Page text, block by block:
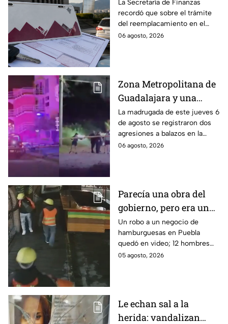
100% de descuento
La Secretaría de Finanzas
recordó que sobre el trámite
del reemplacamiento en el
Edomex, ¿hasta cuándo se
06 agosto, 2026
Zona Metropolitana de
Guadalajara y una
jornada de violencia:
Asesinan a balazos a
dos hombres en
Tlajomulco y El Salto
La madrugada de este jueves 6
de agosto se registraron dos
agresiones a balazos en la
Zona Metropolitana de
06 agosto, 2026
Parecía una obra del
gobierno, pero era un
robo planeado: Así
saquearon negocio de
hamburguesas en
Puebla
Un robo a un negocio de
hamburguesas en Puebla
quedó en video; 12 hombres
habrían fingido ser
05 agosto, 2026
Le echan sal a la
herida: vandalizan